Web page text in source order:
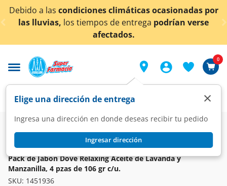
< div class="carousel-inner">
a las condiciones climáticas ocasionadas por
las lluvias,los tiempos de entregapodrían verse
afectados.
Elige una dirección de entrega
Ingresa una dirección en donde deseas recibir tu pedido
Ingresar dirección
×
0
Super Higiene y Belleza
Higiene y Cuidado Corporal
Jabón de Tocador
DOVE
Pack de Jabón Dove Relaxing Aceite de Lavanda y
Manzanilla, 4 pzas de 106 gr c/u.
SKU: 1451936